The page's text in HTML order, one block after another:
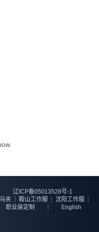
辽ICP备05013528号-1
夹 鞍山工作服
沈阳工作服
职业装定制
English